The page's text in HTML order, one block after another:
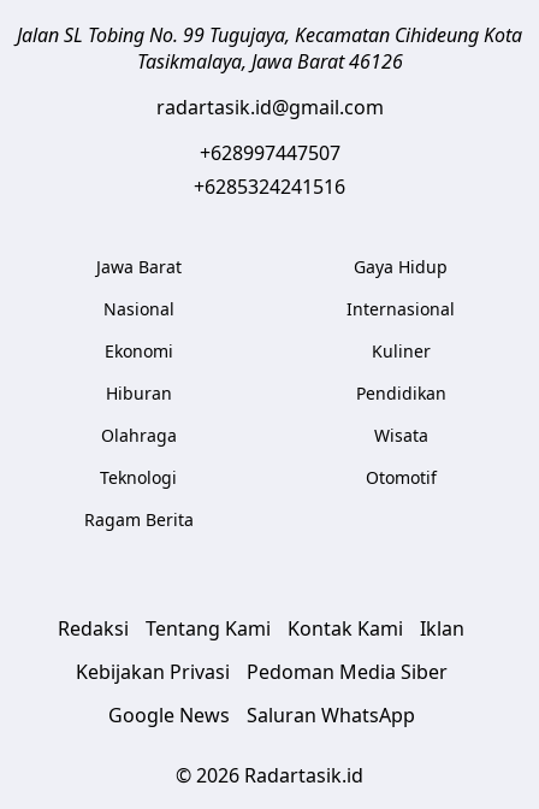
Jalan SL Tobing No. 99 Tugujaya, Kecamatan CihideungKota
Tasikmalaya, Jawa Barat 46126
radartasik.id@gmail.com
+628997447507
+6285324241516
Jawa Barat
Nasional
Ekonomi
Hiburan
Olahraga
Teknologi
Ragam Berita
Gaya Hidup
Internasional
Kuliner
Pendidikan
Wisata
Otomotif
Redaksi Tentang Kami Kontak Kami
Iklan
Kebijakan Privasi
Pedoman Media Siber
Google News
Saluran WhatsApp
© 2026 Radartasik.id